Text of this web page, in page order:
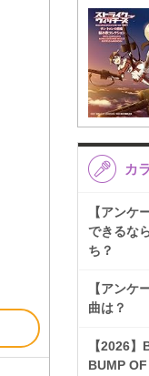
カ
【アン
できるな
ち？
【アンケ
曲は？
【2026
BUMP